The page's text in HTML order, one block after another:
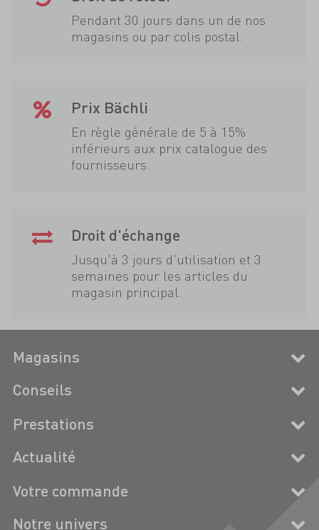
Pendant 30 jours dans un de nos
magasins ou par colis postal.
Prix Bächli
En règle générale de 5 à 15%
inférieurs aux prix catalogue des
fournisseurs.
Droit d'échange
Jusqu'à 3 jours d'utilisation et 3
semaines pour les articles du
magasin principal.
Magasins
Conseils
Prestations
Actualité
Votre commande
Notre univers